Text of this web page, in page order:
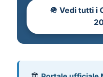
🪖 Vedi tutti i